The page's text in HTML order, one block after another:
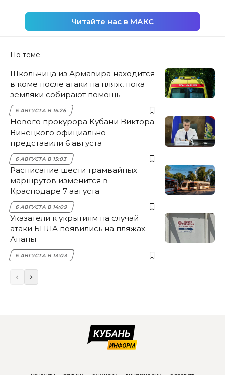
Читайте нас в МАКС
По теме
Школьница из Армавира находится
в коме после атаки на пляж, пока
земляки собирают помощь
6 АВГУСТА В 15:26
Нового прокурора Кубани Виктора
Винецкого официально
представили 6 августа
6 АВГУСТА В 15:03
Расписание шести трамвайных
маршрутов изменится в
Краснодаре 7 августа
6 АВГУСТА В 14:09
Указатели к укрытиям на случай
атаки БПЛА появились на пляжах
Анапы
6 АВГУСТА В 13:03